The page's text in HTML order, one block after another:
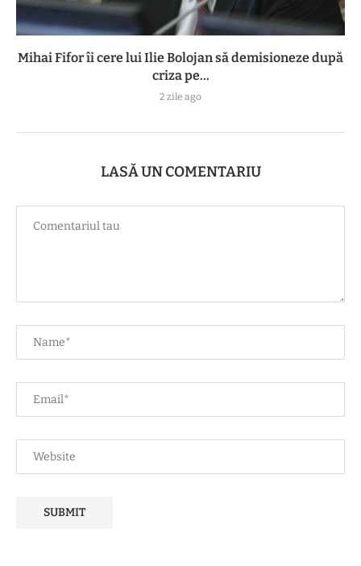
Mihai Fifor îi cere lui Ilie Bolojan să demisioneze după
criza pe...
2 zile ago
LASĂ UN COMENTARIU